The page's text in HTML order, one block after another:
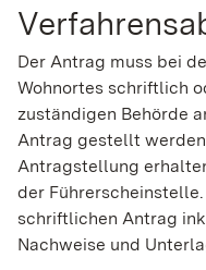
Der Antrag muss bei
Wohnortes schriftlich
zuständigen Behörde
Antrag gestellt
Antragstellung
der
schriftlichen Antrag
Nachweise und